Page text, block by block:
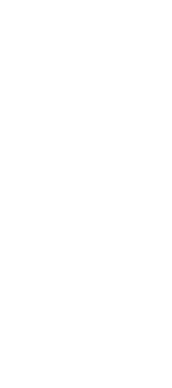
le definizioni
elenchi URL, le
gli elenchi
Questi
l’Utente
contenuti
del Servizio.
o consentire
terzi. Tali